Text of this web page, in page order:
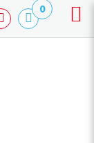
0